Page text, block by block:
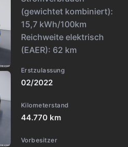
(gewichtet kombiniert):
15,7 kWh/100km
Reichweite elektrisch
(EAER): 62 km
Erstzulassung
02/2022
Kilometerstand
44.770 km
Vorbesitzer